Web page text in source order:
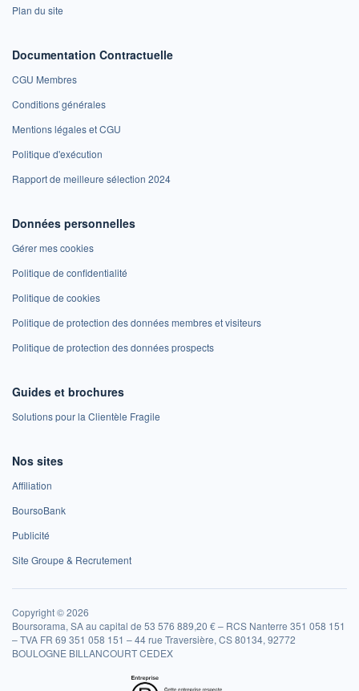
Plan du site
Documentation Contractuelle
CGU Membres
Conditions générales
Mentions légales et CGU
Politique d'exécution
Rapport de meilleure sélection 2024
Données personnelles
Gérer mes cookies
Politique de confidentialité
Politique de cookies
Politique de protection des données membres et visiteurs
Politique de protection des données prospects
Guides et brochures
Solutions pour la Clientèle Fragile
Nos sites
Affiliation
BoursoBank
Publicité
Site Groupe & Recrutement
Copyright © 2026
Boursorama, SA au capital de 53 576 889,20 € – RCS Nanterre 351 058 151
– TVA FR 69 351 058 151 – 44 rue Traversière, CS 80134, 92772
BOULOGNE BILLANCOURT CEDEX